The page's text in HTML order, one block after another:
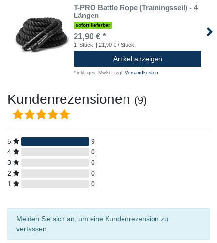
T-PRO Battle Rope (Trainingsseil) - 4
Längen
sofort lieferbar
21,90 € *
1 Stück | 21,90 € / Stück
Artikel anzeigen
* inkl. ges. MwSt. zzgl. Versandkosten
Kundenrezensionen (9)
5
9
4
0
3
0
2
0
1
0
Melden Sie sich an, um eine Kundenrezension zu
verfassen.